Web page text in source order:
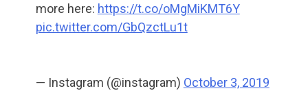
more here: https://t.co/oMgMiKMT6Y
pic.twitter.com/GbQzctLu1t
— Instagram (@instagram) October 3, 2019